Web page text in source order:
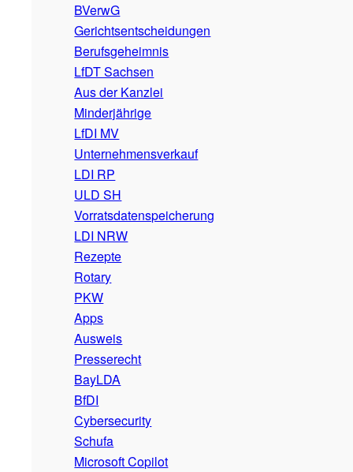
BVerwG
Gerichtsentscheidungen
Berufsgeheimnis
LfDT Sachsen
Aus der Kanzlei
Minderjährige
LfDI MV
Unternehmensverkauf
LDI RP
ULD SH
Vorratsdatenspeicherung
LDI NRW
Rezepte
Rotary
PKW
Apps
Ausweis
Presserecht
BayLDA
BfDI
Cybersecurity
Schufa
Microsoft Copilot